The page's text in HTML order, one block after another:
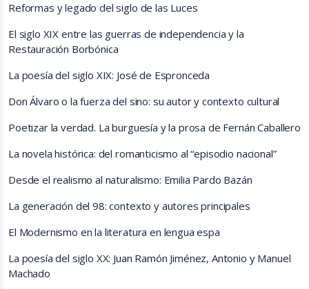
Reformas y legado del siglo de las Luces
El siglo XIX entre las guerras de independencia y la
Restauración Borbónica
La poesía del siglo XIX: José de Espronceda
Don Álvaro o la fuerza del sino: su autor y contexto cultural
Poetizar la verdad. La burguesía y la prosa de Fernán Caballero
La novela histórica: del romanticismo al “episodio nacional”
Desde el realismo al naturalismo: Emilia Pardo Bazán
La generación del 98: contexto y autores principales
El Modernismo en la literatura en lengua espa
La poesía del siglo XX: Juan Ramón Jiménez, Antonio y Manuel
Machado